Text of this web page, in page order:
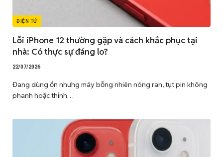
ĐIỆN TỬ
Lỗi iPhone 12 thường gặp và cách khắc phục tại
nhà: Có thực sự đáng lo?
22/07/2026
Đang dùng ổn nhưng máy bỗng nhiên nóng ran, tụt pin không
phanh hoặc thỉnh…